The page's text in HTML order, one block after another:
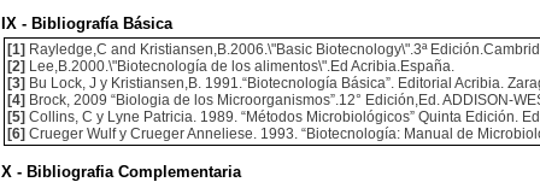
IX - Bibliografía Básica
[1] Rayledge,C and Kristiansen,B.2006.\"Basic Biotecnology\".3ª
[2] Lee,B.2000.\"Biotecnología de los alimentos\".Ed Acribia.España.
[3] Bu Lock, J y Kristiansen,B. 1991.“Biotecnología Básica”. Editorial Acribia.
[4] Brock, 2009 “Biologia de los Microorganismos”.12° Edición,Ed. ADDISON-
[5] Collins, C y Lyne Patricia. 1989. “Métodos Microbiológicos” Quinta Edición.
[6] Crueger Wulf y Crueger Anneliese. 1993. “Biotecnología: Manual de
X - Bibliografia Complementaria